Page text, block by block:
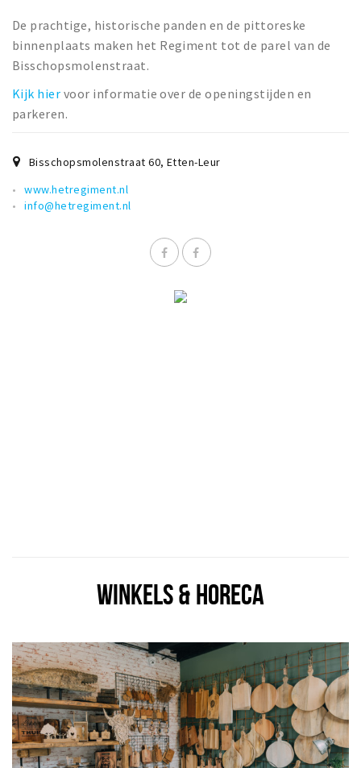
De prachtige, historische panden en de pittoreske
binnenplaats maken het Regiment tot de parel van de
Bisschopsmolenstraat.
Kijk hier voor informatie over de openingstijden en
parkeren.
Bisschopsmolenstraat 60, Etten-Leur
www.hetregiment.nl
info@hetregiment.nl
WINKELS & HORECA